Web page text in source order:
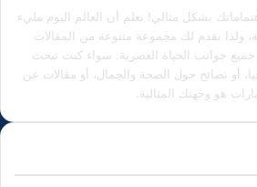
بشكل مثالي! نعلم أن العالم اليوم مليء
ولذا نقدم لك مجموعة متنوعة من المقالات
جميع جوانب الحياة العصرية. سواء كنت تبحث
أو نصائح حول الصحة والجمال، أو مقالات عن
هو وجهتك المثالية.